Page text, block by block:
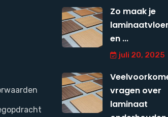
Zo maak je
en ...
juli 20, 2025
vragen over
laminaat